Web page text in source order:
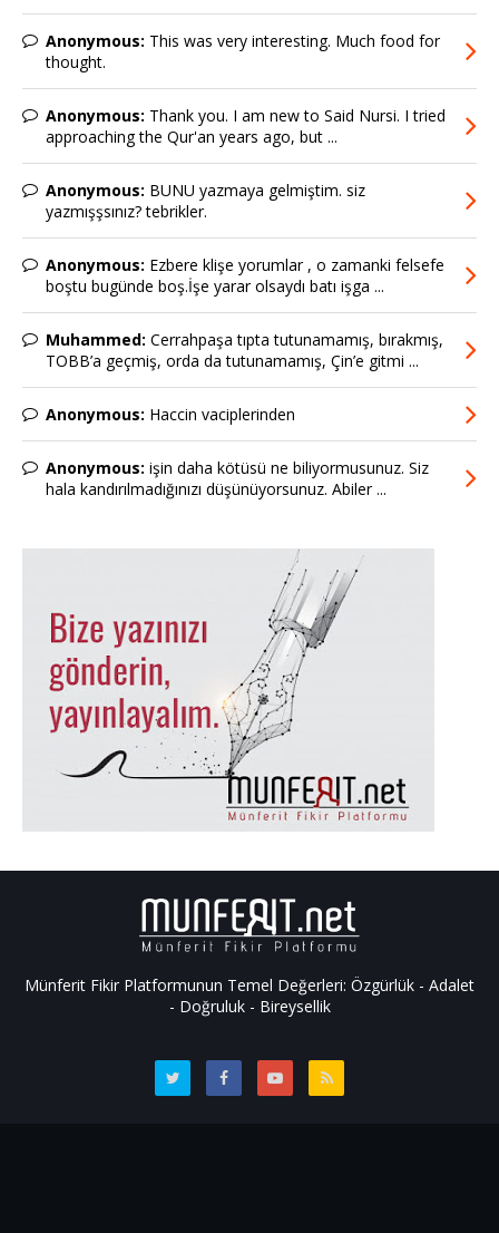
Anonymous: This was very interesting. Much food for
thought.
Anonymous: Thank you. I am new to Said Nursi. I tried
approaching the Qur'an years ago, but ...
Anonymous: BUNU yazmaya gelmiştim. siz
yazmışşsınız? tebrikler.
Anonymous: Ezbere klişe yorumlar , o zamanki felsefe
boştu bugünde boş.İşe yarar olsaydı batı işga ...
Muhammed: Cerrahpaşa tıpta tutunamamış, bırakmış,
TOBB’a geçmiş, orda da tutunamamış, Çin’e gitmi ...
Anonymous: Haccin vaciplerinden
Anonymous: işin daha kötüsü ne biliyormusunuz. Siz
hala kandırılmadığınızı düşünüyorsunuz. Abiler ...
Münferit Fikir Platformunun Temel Değerleri: Özgürlük - Adalet
- Doğruluk - Bireysellik